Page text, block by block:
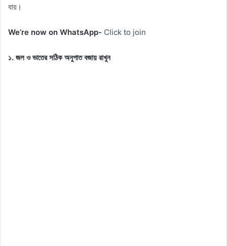
যায়।
We’re now on WhatsApp- Click to join
১. জল ও ভাতের সঠিক অনুপাত বজায় রাখুন